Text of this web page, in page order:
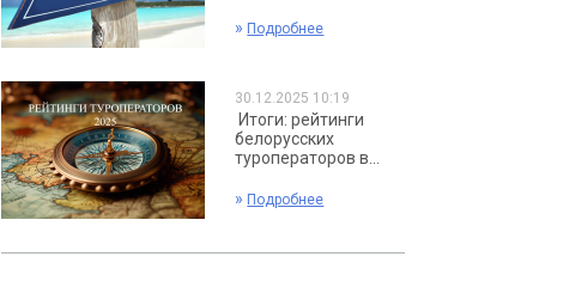
» Подробнее
30.12.2025 10:19
Итоги: рейтинги
белорусских
туроператоров в...
» Подробнее